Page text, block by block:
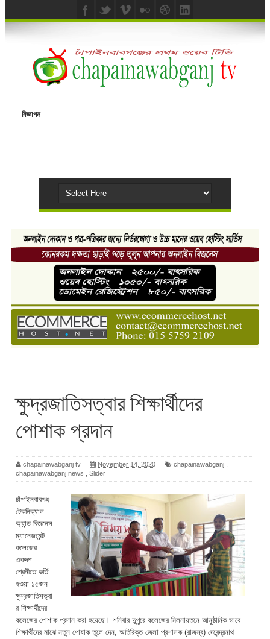
বিজ্ঞাপন
ক্ষুদ্রজাতিসত্বার শিক্ষার্থীদের
পোশাক প্রদান
chapainawabganj tv November 14, 2020 chapainawabganj
chapainawabganj news
Slider
চাঁপাইনবাবগঞ্জ
টেকনিক্যাল
অ্যান্ড বিজনেস
ম্যানেজমেন্ট
কলেজের
একদশ
শ্রেনীতে ভর্তি
হওয়া ১৫জন
ক্ষুদ্রজাতিসত্বা
র শিক্ষার্থীদের
কলেজের পোশাক প্রদান করা হয়েছে। শনিবার দুুপুরে কলেজের মিলনায়তনে আনুষ্ঠানিক ভাবে
শিক্ষার্থীদের মাঝে নতুন পোষাক তুলে দেন, অতিরিক্ত জেলা প্রশাসক (রাজস্ব) দেবেন্দ্রনাথ